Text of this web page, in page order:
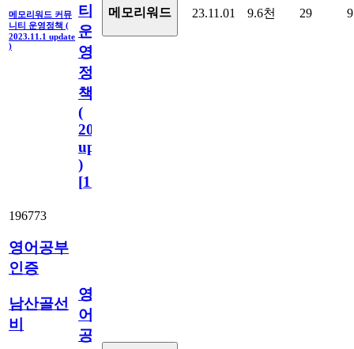
메모리워드 커뮤
니티 운영정책 (
2023.11.1 update
)
티
운
영
정
책
(
2023.11.1
update
)
[110
메모리워드 23.11.01 9.6천 29 9
196773
영어공부
인증
남산골선
비
영
어
공